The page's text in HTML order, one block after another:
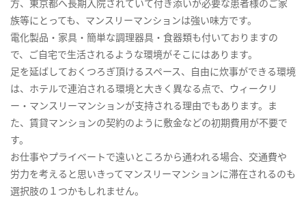
方、東京都へ長期入院されていて付き添いが必要な患者様のご家
族等にとっても、マンスリーマンションは強い味方です。
電化製品・家具・簡単な調理器具・食器類も付いておりますの
で、ご自宅で生活されるような環境がそこにはあります。
足を延ばしておくつろぎ頂けるスペース、自由に炊事ができる環境
は、ホテルで連泊される環境と大きく異なる点で、ウィークリ
ー・マンスリーマンションが支持される理由でもあります。ま
た、賃貸マンションの契約のように敷金などの初期費用が不要で
す。
お仕事やプライベートで遠いところから通われる場合、交通費や
労力を考えると思いきってマンスリーマンションに滞在されるのも
選択肢の１つかもしれません。